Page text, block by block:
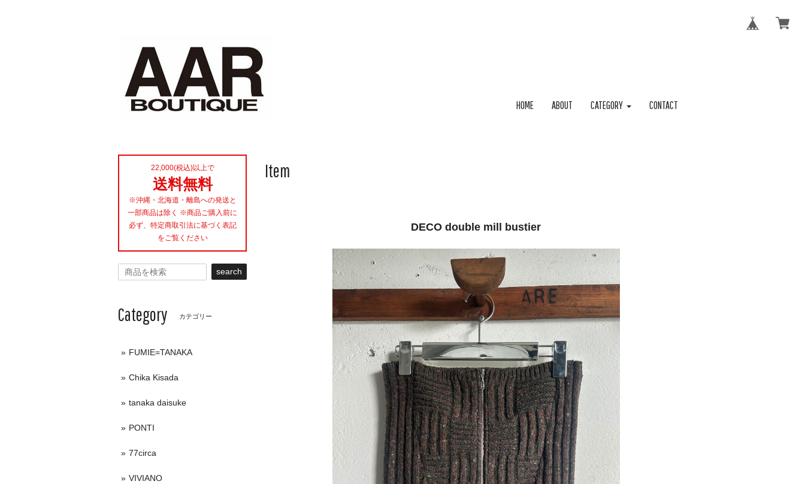
HOME ABOUT CATEGORY CONTACT
Item
DECO double mill bustier
22,000(税込)以上で
送料無料
※沖縄・北海道・離島への発送と
一部商品は除く ※商品ご購入前に
必ず、特定商取引法に基づく表記
をご覧ください
search
Category カテゴリー
FUMIE=TANAKA
Chika Kisada
tanaka daisuke
PONTI
77circa
VIVIANO